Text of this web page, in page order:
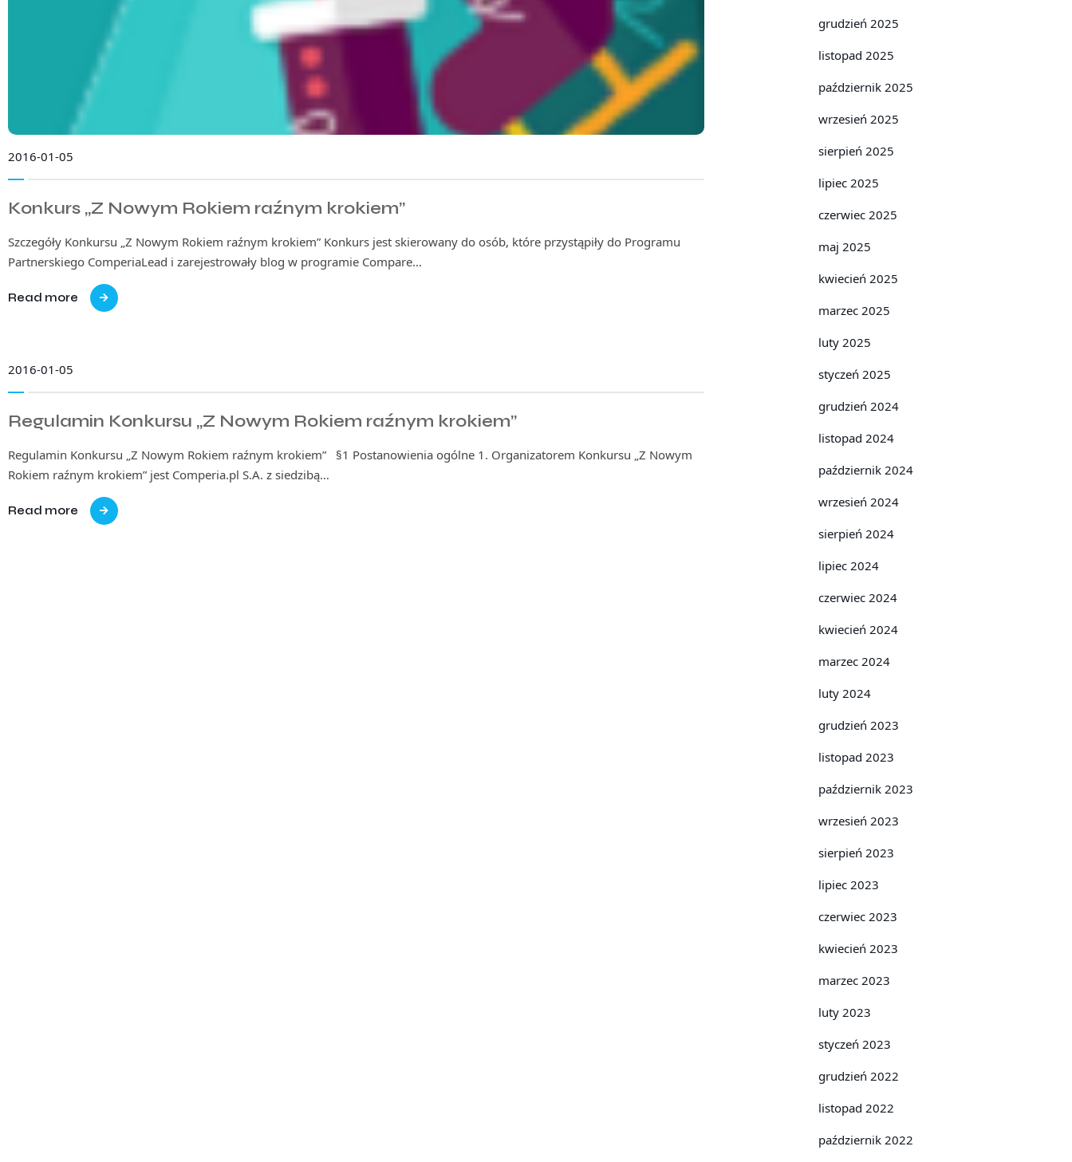
2016-01-05
Konkurs „Z Nowym Rokiem raźnym krokiem”
Szczegóły Konkursu „Z Nowym Rokiem raźnym krokiem” Konkurs jest skierowany do osób, które przystąpiły do Programu
Partnerskiego ComperiaLead i zarejestrowały blog w programie Compare…
Read more
2016-01-05
Regulamin Konkursu „Z Nowym Rokiem raźnym krokiem”
Regulamin Konkursu „Z Nowym Rokiem raźnym krokiem” §1 Postanowienia ogólne 1. Organizatorem Konkursu „Z Nowym
Rokiem raźnym krokiem” jest Comperia.pl S.A. z siedzibą…
Read more
grudzień 2025
listopad 2025
październik 2025
wrzesień 2025
sierpień 2025
lipiec 2025
czerwiec 2025
maj 2025
kwiecień 2025
marzec 2025
luty 2025
styczeń 2025
grudzień 2024
listopad 2024
październik 2024
wrzesień 2024
sierpień 2024
lipiec 2024
czerwiec 2024
kwiecień 2024
marzec 2024
luty 2024
grudzień 2023
listopad 2023
październik 2023
wrzesień 2023
sierpień 2023
lipiec 2023
czerwiec 2023
kwiecień 2023
marzec 2023
luty 2023
styczeń 2023
grudzień 2022
listopad 2022
październik 2022